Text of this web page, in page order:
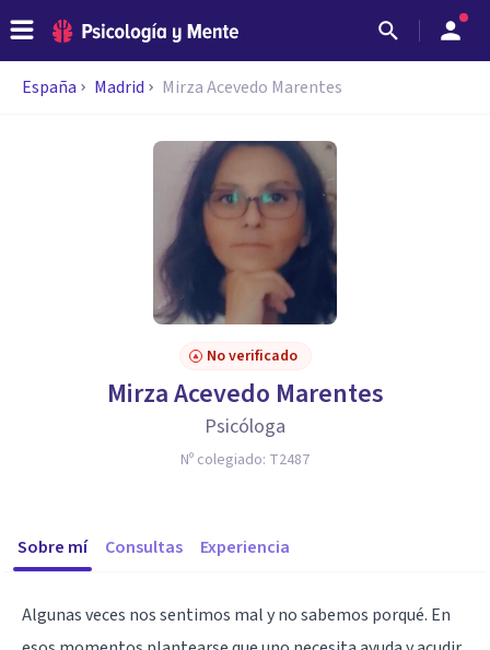
España Madrid Mirza Acevedo Marentes
No verificado
Mirza Acevedo Marentes
Psicóloga
Nº colegiado: T2487
Sobre mí Consultas Experiencia
Algunas veces nos sentimos mal y no sabemos porqué. En